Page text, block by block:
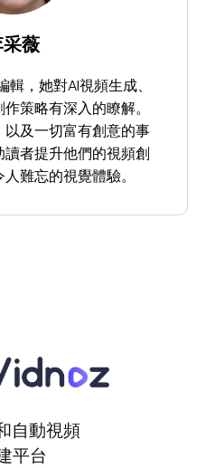
薇
，她對AI視頻生成、
策略有深入的瞭解。
及一切富有創意的事
者提升他們的視頻創
難忘的視覺體驗。
自動視頻
平台